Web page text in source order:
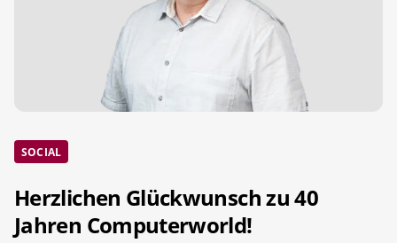
SOCIAL
Herzlichen Glückwunsch zu 40
Jahren Computerworld!